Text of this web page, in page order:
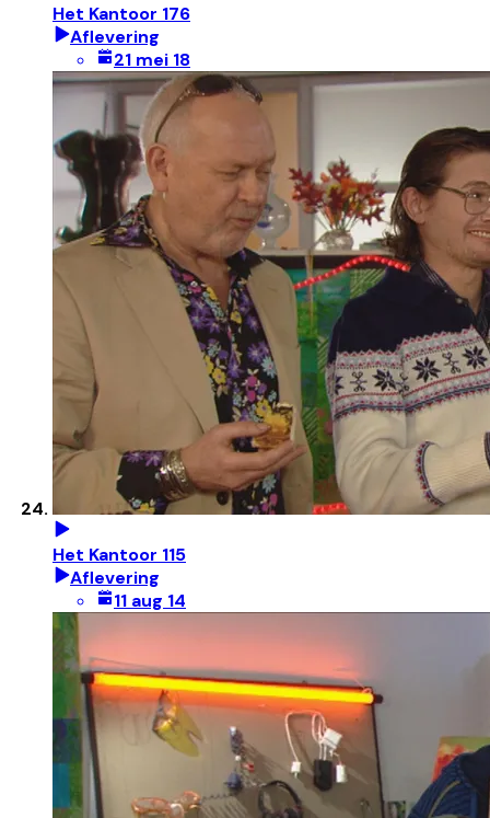
Het Kantoor 176
Aflevering
21 mei 18
Het Kantoor 115
Aflevering
11 aug 14